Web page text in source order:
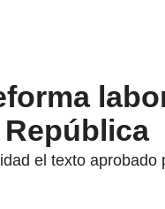
el texto aprobado